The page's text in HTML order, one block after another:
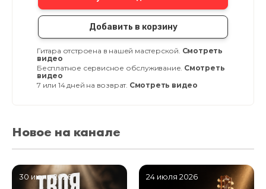
Добавить в корзину
Гитара отстроена в нашей мастерской. Смотреть
видео
Бесплатное сервисное обслуживание. Смотреть
видео
7 или 14 дней на возврат. Смотреть видео
Новое на канале
30 июля 2026 24 июля 2026